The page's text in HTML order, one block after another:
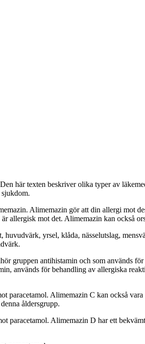
här texten beskriver olika typer av
Alimemazin gör att din allergi mot
allergisk mot det. Alimemazin kan också
yrsel, klåda, nässelutslag,
gruppen antihistamin och som används
används för behandling av allergiska
paracetamol. Alimemazin C kan också
åldersgrupp.
Alimemazin D har ett